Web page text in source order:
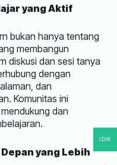
yang Aktif
bukan hanya tentang
membangun
diskusi dan sesi tanya
dengan
dan
Komunitas ini
dan
yang Lebih
IDR